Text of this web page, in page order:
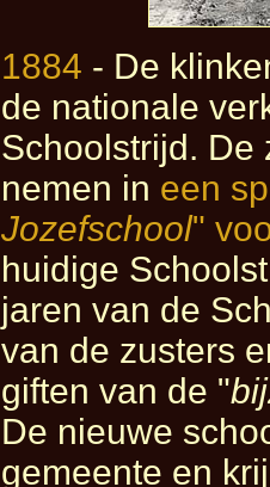
1884 - De
de nationale
Schoolstrijd. De
nemen in een
Jozefschool"
huidige
jaren van de
van de zusters
giften van de "
De nieuwe
gemeente en